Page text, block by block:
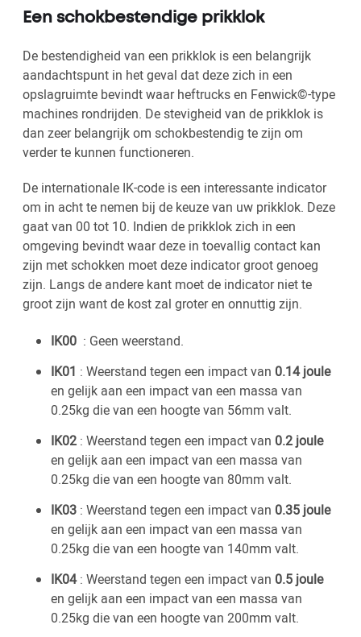
Een schokbestendige prikklok
De bestendigheid van een prikklok is een belangrijk
aandachtspunt in het geval dat deze zich in een
opslagruimte bevindt waar heftrucks en Fenwick©-type
machines rondrijden. De stevigheid van de prikklok is
dan zeer belangrijk om schokbestendig te zijn om
verder te kunnen functioneren.
De internationale IK-code is een interessante indicator
om in acht te nemen bij de keuze van uw prikklok. Deze
gaat van 00 tot 10. Indien de prikklok zich in een
omgeving bevindt waar deze in toevallig contact kan
zijn met schokken moet deze indicator groot genoeg
zijn. Langs de andere kant moet de indicator niet te
groot zijn want de kost zal groter en onnuttig zijn.
IK00 : Geen weerstand.
IK01 : Weerstand tegen een impact van 0.14 joule
en gelijk aan een impact van een massa van
0.25kg die van een hoogte van 56mm valt.
IK02 : Weerstand tegen een impact van 0.2 joule
en gelijk aan een impact van een massa van
0.25kg die van een hoogte van 80mm valt.
IK03 : Weerstand tegen een impact van 0.35 joule
en gelijk aan een impact van een massa van
0.25kg die van een hoogte van 140mm valt.
IK04: Weerstand tegen een impact van 0.5 joule
en gelijk aan een impact van een massa van
0.25kg die van een hoogte van 200mm valt.